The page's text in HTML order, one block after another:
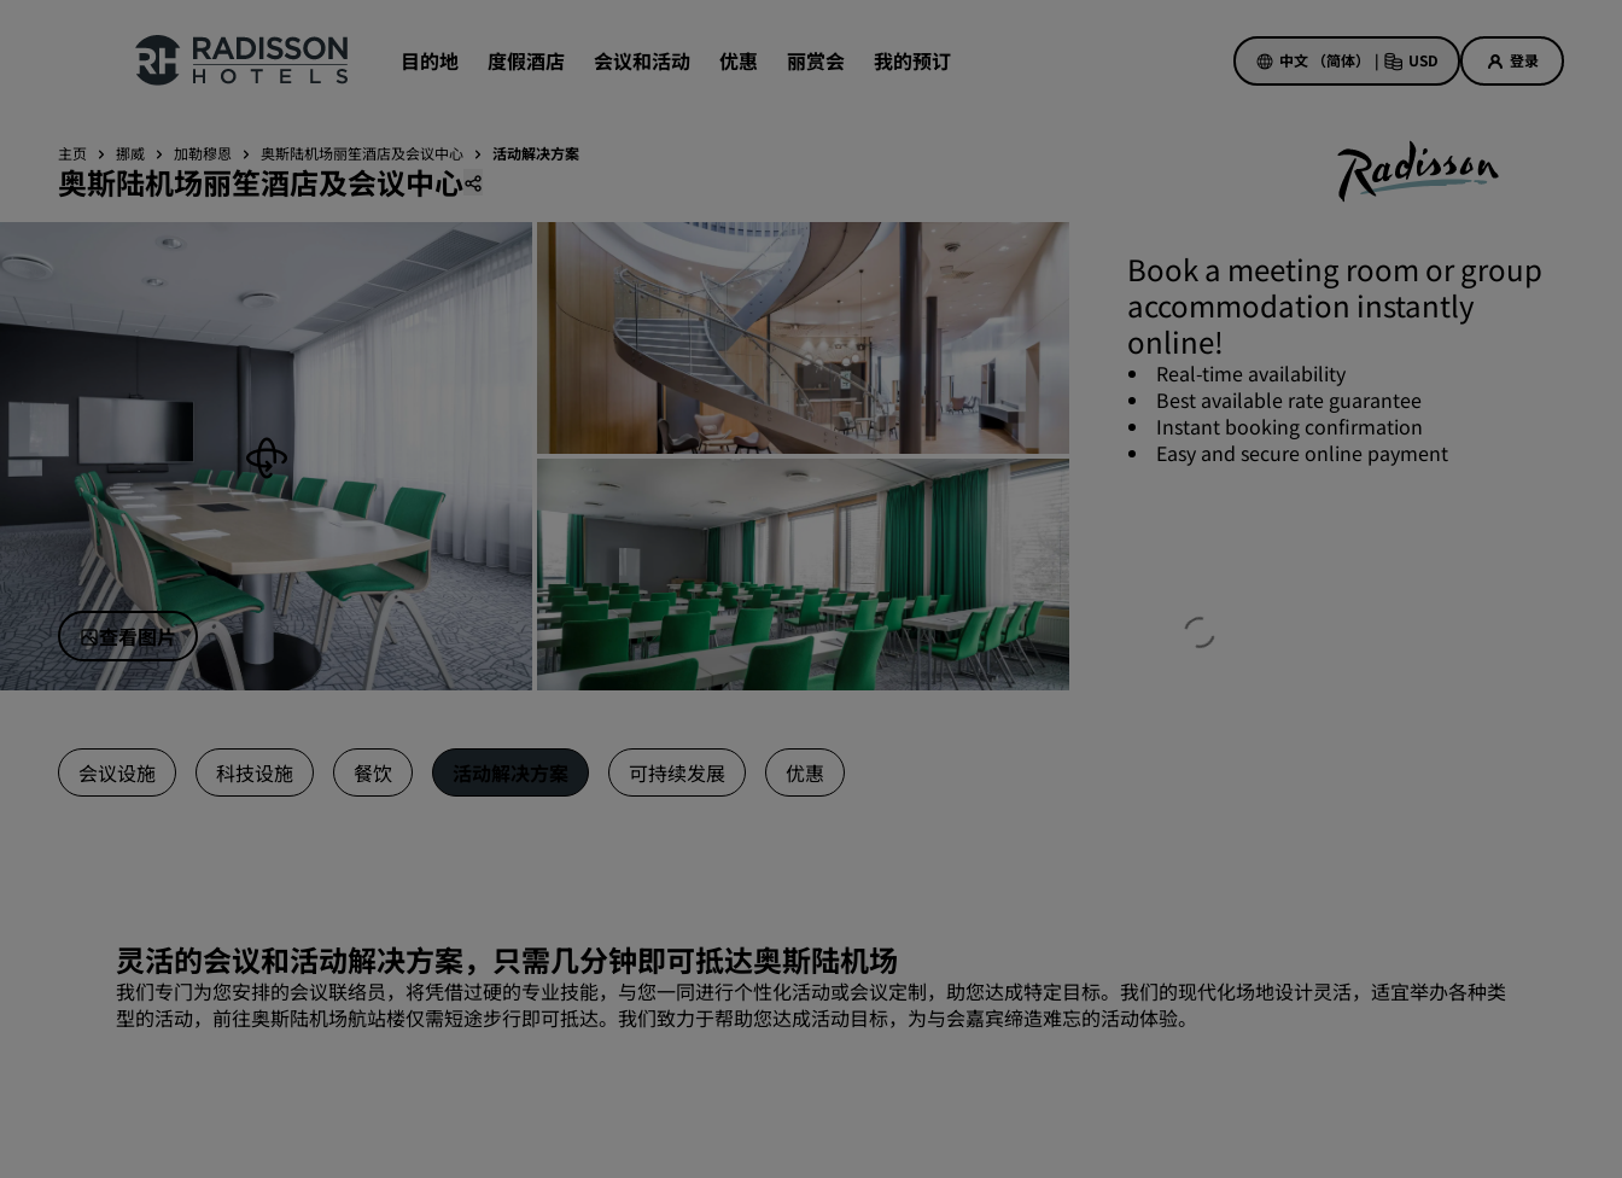
目的地 度假酒店 会议和活动 优惠 丽赏会 我的预订 中文 （简体） | USD 登录
我们的品牌
丽笙酒店集团品牌
中国附属品牌
目的地
度假酒店
服务式公寓
机场酒店
新开业和即将开业的酒店
会议和活动
探索丽笙会议
请求报价
活动目的地
行业方案
搜索航班
数字服务
丽笙酒店集团应用程序
美好的初遇，丰厚的奖励
当日特惠
查看套餐
旅行灵感
如何赚取积分
主页 挪威 加勒穆恩 奥斯陆机场丽笙酒店及会议中心 活动解决方案
奥斯陆机场丽笙酒店及会议中心
查看图片
Book a meeting room or group
accommodation instantly
online!
Real-time availability
Best available rate guarantee
Instant booking confirmation
Easy and secure online payment
会议设施 科技设施 餐饮 活动解决方案 可持续发展 优惠
灵活的会议和活动解决方案，只需几分钟即可抵达奥斯陆机场
我们专门为您安排的会议联络员，将凭借过硬的专业技能，与您一同进行个性化活动或会议定制，助您达成特定目标。我们的现代化场地设计灵活，适宜举办各种类
型的活动，前往奥斯陆机场航站楼仅需短途步行即可抵达。我们致力于帮助您达成活动目标，为与会嘉宾缔造难忘的活动体验。